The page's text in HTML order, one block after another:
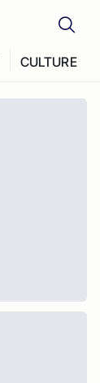
CULTURE